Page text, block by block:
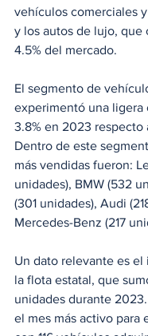
vehículos comerciales
y los autos de lujo, que
4.5% del mercado.
El segmento de
experimentó una ligera
3.8% en 2023 respecto
Dentro de este
más vendidas fueron:
unidades), BMW (532
(301 unidades), Audi
Mercedes-Benz (217
Un dato relevante es
la flota estatal, que
unidades durante
el mes más activo para